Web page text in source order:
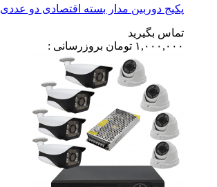
پکیج دوربین مدار بسته اقتصادی دو عددی
تماس بگیرید
۱,۰۰۰,۰۰۰ تومان بروزرسانی :